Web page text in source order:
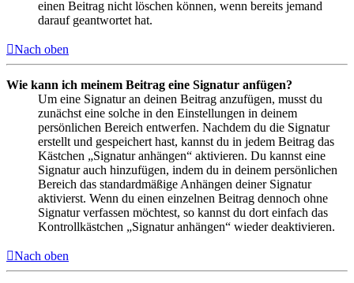
einen Beitrag nicht löschen können, wenn bereits jemand
darauf geantwortet hat.
Nach oben
Wie kann ich meinem Beitrag eine Signatur anfügen?
Um eine Signatur an deinen Beitrag anzufügen, musst du
zunächst eine solche in den Einstellungen in deinem
persönlichen Bereich entwerfen. Nachdem du die Signatur
erstellt und gespeichert hast, kannst du in jedem Beitrag das
Kästchen „Signatur anhängen“ aktivieren. Du kannst eine
Signatur auch hinzufügen, indem du in deinem persönlichen
Bereich das standardmäßige Anhängen deiner Signatur
aktivierst. Wenn du einen einzelnen Beitrag dennoch ohne
Signatur verfassen möchtest, so kannst du dort einfach das
Kontrollkästchen „Signatur anhängen“ wieder deaktivieren.
Nach oben